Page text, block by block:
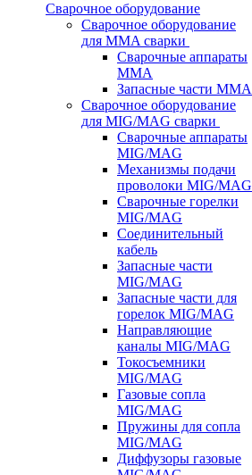
Сварочное оборудование
Сварочное оборудование
для MMA сварки
Сварочные аппараты
MMA
Запасные части MMA
Сварочное оборудование
для MIG/MAG сварки
Сварочные аппараты
MIG/MAG
Механизмы подачи
проволоки MIG/MAG
Сварочные горелки
MIG/MAG
Соединительный
кабель
Запасные части
MIG/MAG
Запасные части для
горелок MIG/MAG
Направляющие
каналы MIG/MAG
Токосъемники
MIG/MAG
Газовые сопла
MIG/MAG
Пружины для сопла
MIG/MAG
Диффузоры газовые